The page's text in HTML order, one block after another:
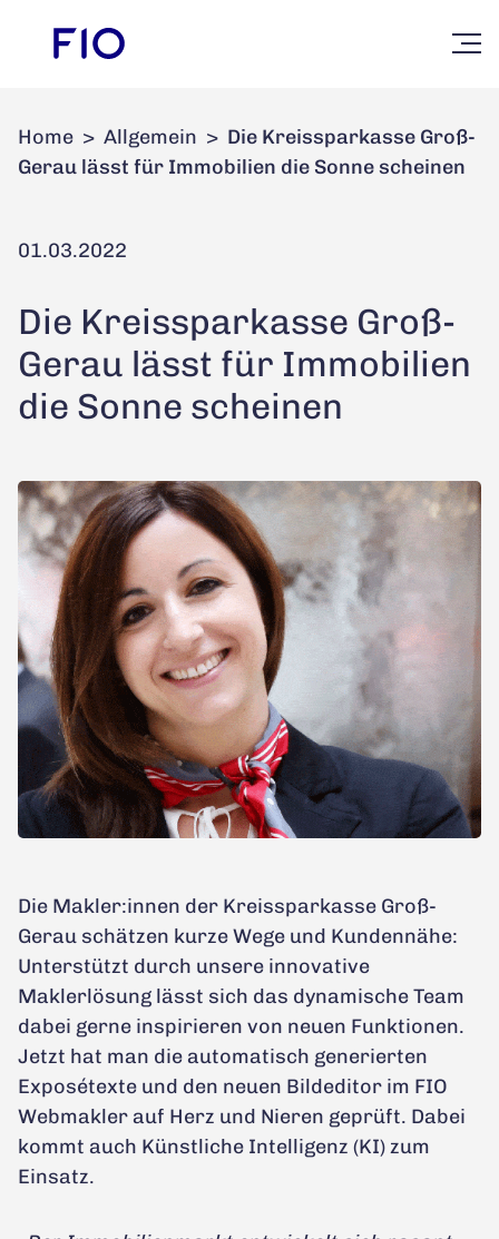
Home > Allgemein > Die Kreissparkasse Groß-
Gerau lässt für Immobilien die Sonne scheinen
01.03.2022
Die Kreissparkasse Groß-
Gerau lässt für Immobilien
die Sonne scheinen
Die Makler:innen der Kreissparkasse Groß-
Gerau schätzen kurze Wege und Kundennähe:
Unterstützt durch unsere innovative
Maklerlösung lässt sich das dynamische Team
dabei gerne inspirieren von neuen Funktionen.
Jetzt hat man die automatisch generierten
Exposétexte und den neuen Bildeditor im FIO
Webmakler auf Herz und Nieren geprüft. Dabei
kommt auch Künstliche Intelligenz (KI) zum
Einsatz.